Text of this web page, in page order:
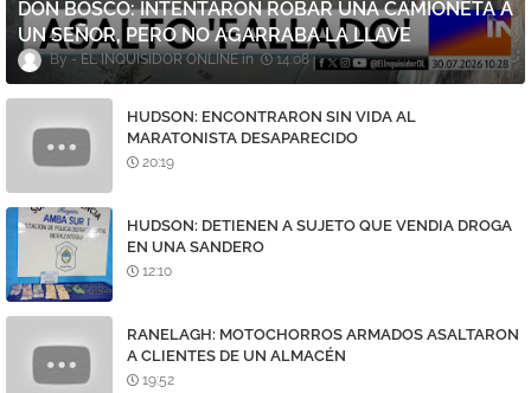
DON BOSCO: INTENTARON ROBAR UNA CAMIONETA A
UN SEÑOR, PERO NO AGARRABA LA LLAVE
EL INQUISIDOR ONLINE 14:08
HUDSON: ENCONTRARON SIN VIDA AL
MARATONISTA DESAPARECIDO
20:19
HUDSON: DETIENEN A SUJETO QUE VENDIA DROGA
EN UNA SANDERO
12:10
RANELAGH: MOTOCHORROS ARMADOS ASALTARON
A CLIENTES DE UN ALMACÉN
19:52